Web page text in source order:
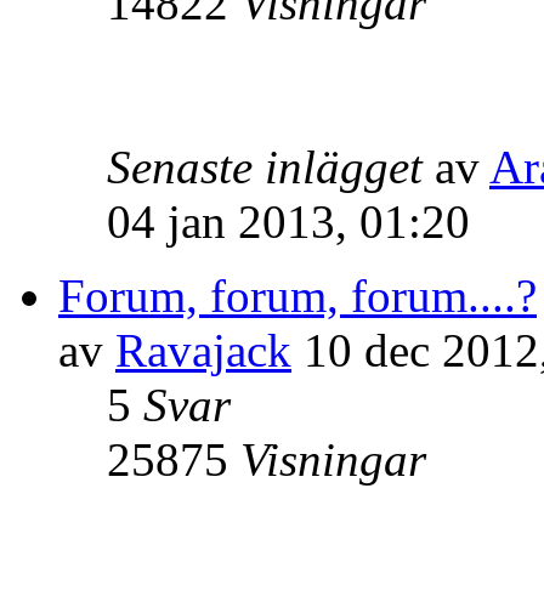
Senaste inlägget av
04 jan 2013, 01:20
Forum, forum, forum....?
av Ravajack 10 dec
5 Svar
25875 Visningar